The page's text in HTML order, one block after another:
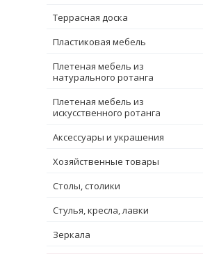
Террасная доска
Пластиковая мебель
Плетеная мебель из
натурального ротанга
Плетеная мебель из
искусственного ротанга
Аксессуары и украшения
Хозяйственные товары
Столы, столики
Стулья, кресла, лавки
Зеркала